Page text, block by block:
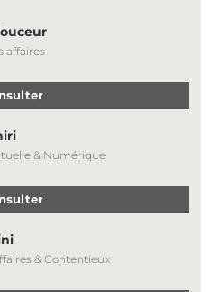
affaires
& Numérique
& Contentieux